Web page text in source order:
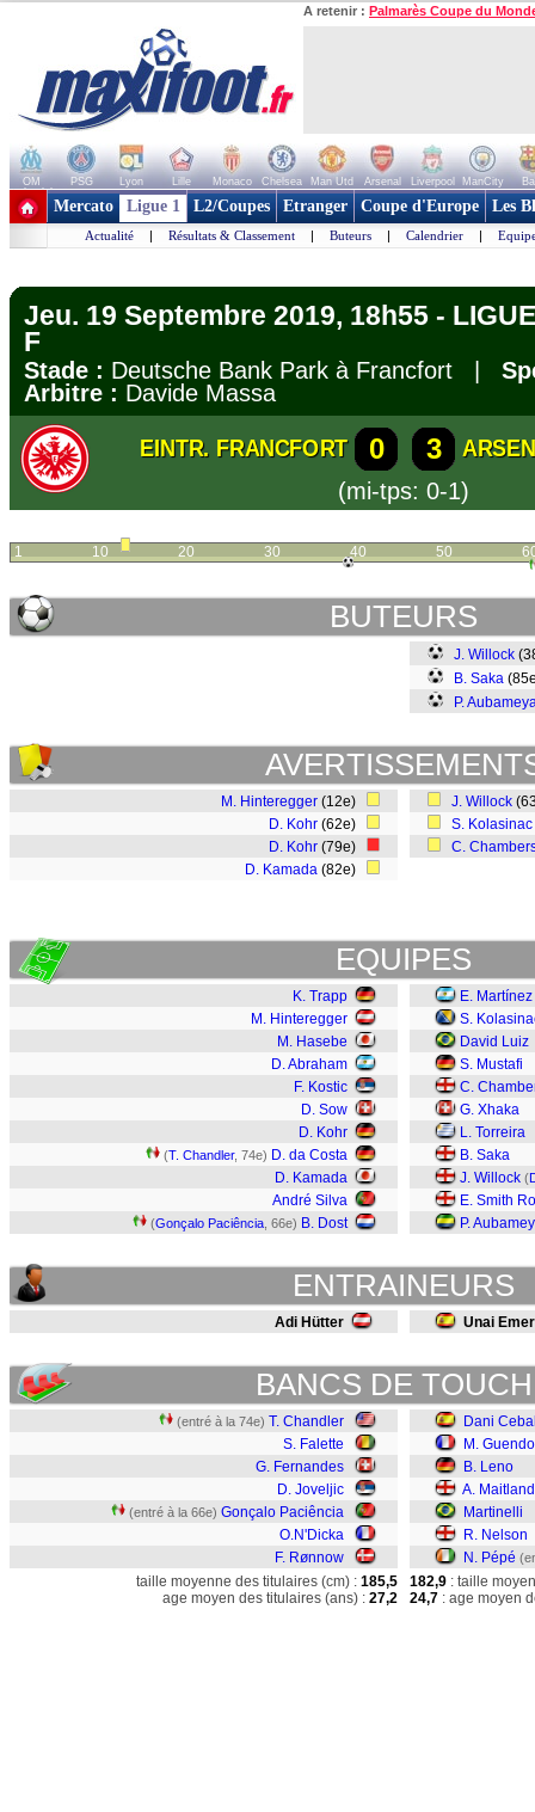
A retenir : Palmarès Coupe du
OM PSG Lyon Lille Monaco Chelsea Man Utd Arsenal Liverpool ManCity
+ de clubs
Mercato Ligue 1 L2/Coupes Etranger Coupe d'Europe Les
Actualité | Résultats & Classement | Buteurs | Calendrier |
Jeu. 19 Septembre 2019, 18h55 -
F
Stade : Deutsche Bank Park à Francfort |
Arbitre : Davide Massa
EINTR. FRANCFORT 0 3
(mi-tps: 0-1)
1 10 20 30 40 50
BUTEURS
J. Willock
B. Saka
P.
M. Hinteregger (12e)
D. Kohr (62e)
D. Kohr (79e)
D. Kamada (82e)
J. Willock
S. Kolasinac
C.
EQUIPES
K. Trapp
M. Hinteregger
M. Hasebe
D. Abraham
F. Kostic
D. Sow
D. Kohr
(T. Chandler, 74e) D. da Costa
D. Kamada
André Silva
(Gonçalo Paciência , 66e) B. Dost
E. Martínez
S.
David Luiz
S. Mustafi
C.
G. Xhaka
L. Torreira
B. Saka
J. Willock (
E. Smith
P.
ENTRAINEURS
Adi Hütter Unai
BANCS DE
(entré à la 74e) T. Chandler
S. Falette
G. Fernandes
D. Joveljic
(entré à la 66e) Gonçalo Paciência
O.N'Dicka
F. Rønnow
Dani
M.
B. Leno
A.
Martinelli
R. Nelson
N. Pépé
taille moyenne des titulaires (cm) : 185,5
age moyen des titulaires (ans) : 27,2
182,9 : taille
24,7 : age moyen